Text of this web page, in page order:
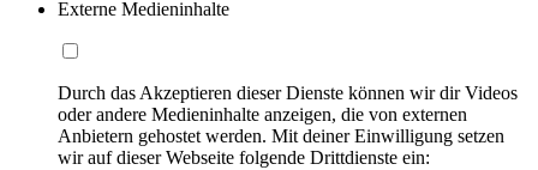
Externe Medieninhalte
Durch das Akzeptieren dieser Dienste können wir dir Videos
oder andere Medieninhalte anzeigen, die von externen
Anbietern gehostet werden. Mit deiner Einwilligung setzen
wir auf dieser Webseite folgende Drittdienste ein: